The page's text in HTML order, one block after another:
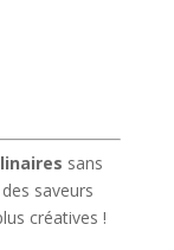
sans
saveurs
créatives !